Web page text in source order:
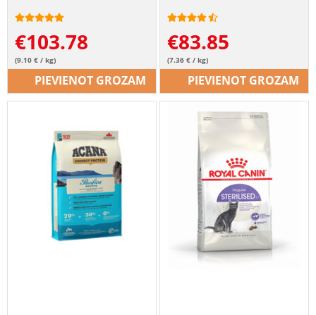
€103.78
(9.10 € / kg)
PIEVIENOT GROZAM
€83.85
(7.36 € / kg)
PIEVIENOT GROZAM